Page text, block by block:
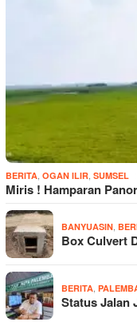
BERITA, OGAN ILIR, SUMSEL
Miris ! Hamparan
BANYUASIN,
Box Culvert
BERITA,
Status Jalan